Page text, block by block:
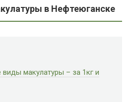
в Нефтеюганске
макулатуры – за 1кг и